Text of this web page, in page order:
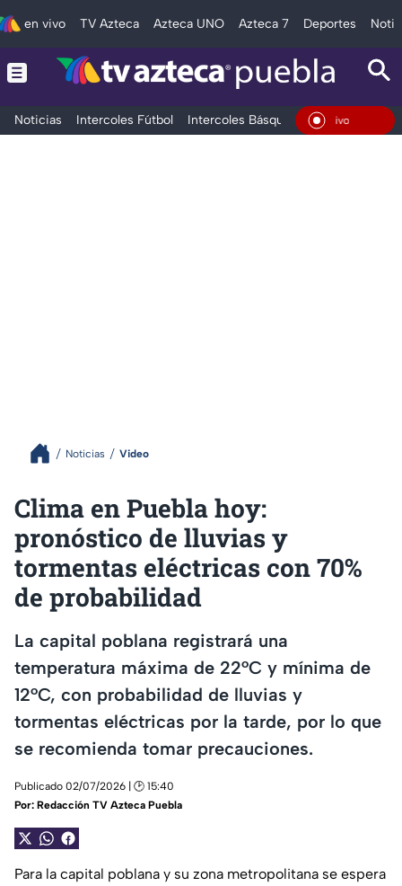
en vivo TV Azteca Azteca UNO Azteca 7 Deportes
Noticias Intercoles Fútbol Intercoles Básquetbol Deportes
En Vivo
Noticias Video
Clima en Puebla hoy:
pronóstico de lluvias y
tormentas eléctricas con 70%
de probabilidad
La capital poblana registrará una
temperatura máxima de 22°C y mínima de
12°C, con probabilidad de lluvias y
tormentas eléctricas por la tarde, por lo que
se recomienda tomar precauciones.
Publicado 02/07/2026 | 🕑 15:40
Por: Redacción TV Azteca Puebla
Para la capital poblana y su zona metropolitana se espera